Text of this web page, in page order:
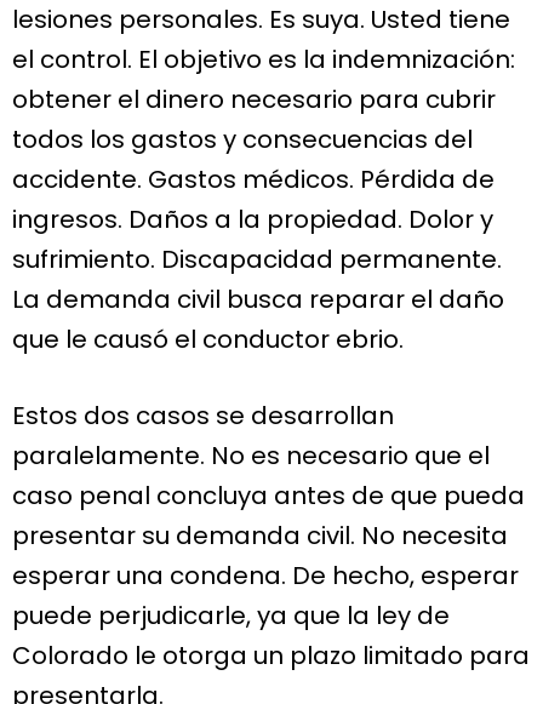
lesiones personales. Es suya. Usted tiene
el control. El objetivo es la indemnización:
obtener el dinero necesario para cubrir
todos los gastos y consecuencias del
accidente. Gastos médicos. Pérdida de
ingresos. Daños a la propiedad. Dolor y
sufrimiento. Discapacidad permanente.
La demanda civil busca reparar el daño
que le causó el conductor ebrio.
Estos dos casos se desarrollan
paralelamente. No es necesario que el
caso penal concluya antes de que pueda
presentar su demanda civil. No necesita
esperar una condena. De hecho, esperar
puede perjudicarle, ya que la ley de
Colorado le otorga un plazo limitado para
presentarla.